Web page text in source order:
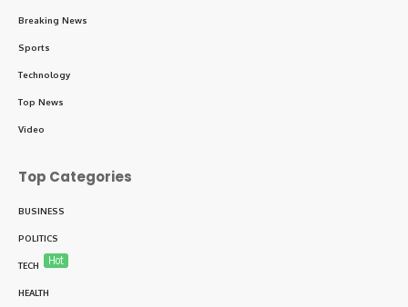
Breaking News
Sports
Technology
Top News
Video
Top Categories
BUSINESS
POLITICS
TECH Hot
HEALTH